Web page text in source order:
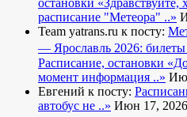
остановки «Здравствуйте,
расписание "Метеора" ..»
Team yatrans.ru к посту:
— Ярославль 2026:
Расписание, остановки
момент информация ..»
Евгений к посту:
автобус не ..» Июн 17, 2026